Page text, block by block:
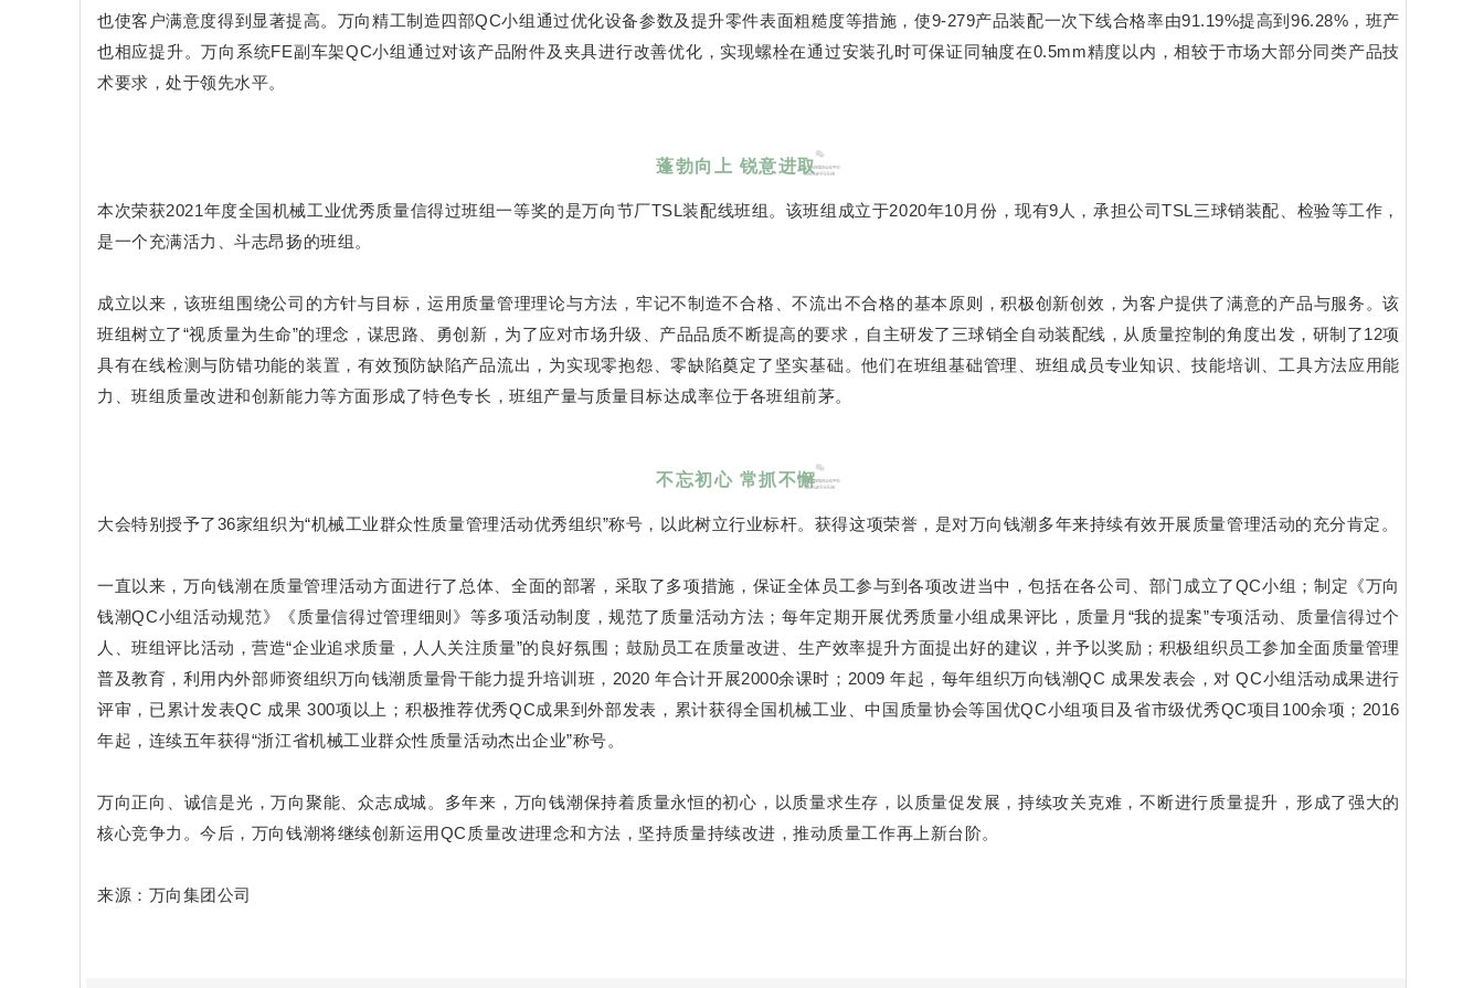
也使客户满意度得到显著提高。万向精工制造四部QC小组通过优化设备参数及提升零件表面粗糙度等措施，使9-279产品装配一次下线合格率由91.19%提高到96.28%，班产
也相应提升。万向系统FE副车架QC小组通过对该产品附件及夹具进行改善优化，实现螺栓在通过安装孔时可保证同轴度在0.5mm精度以内，相较于市场大部分同类产品技
术要求，处于领先水平。
蓬勃向上 锐意进取
本次荣获2021年度全国机械工业优秀质量信得过班组一等奖的是万向节厂TSL装配线班组。该班组成立于2020年10月份，现有9人，承担公司TSL三球销装配、检验等工作，
是一个充满活力、斗志昂扬的班组。
成立以来，该班组围绕公司的方针与目标，运用质量管理理论与方法，牢记不制造不合格、不流出不合格的基本原则，积极创新创效，为客户提供了满意的产品与服务。该
班组树立了“视质量为生命”的理念，谋思路、勇创新，为了应对市场升级、产品品质不断提高的要求，自主研发了三球销全自动装配线，从质量控制的角度出发，研制了12项
具有在线检测与防错功能的装置，有效预防缺陷产品流出，为实现零抱怨、零缺陷奠定了坚实基础。他们在班组基础管理、班组成员专业知识、技能培训、工具方法应用能
力、班组质量改进和创新能力等方面形成了特色专长，班组产量与质量目标达成率位于各班组前茅。
不忘初心 常抓不懈
大会特别授予了36家组织为“机械工业群众性质量管理活动优秀组织”称号，以此树立行业标杆。获得这项荣誉，是对万向钱潮多年来持续有效开展质量管理活动的充分肯定。
一直以来，万向钱潮在质量管理活动方面进行了总体、全面的部署，采取了多项措施，保证全体员工参与到各项改进当中，包括在各公司、部门成立了QC小组；制定《万向
钱潮QC小组活动规范》《质量信得过管理细则》等多项活动制度，规范了质量活动方法；每年定期开展优秀质量小组成果评比，质量月“我的提案”专项活动、质量信得过个
人、班组评比活动，营造“企业追求质量，人人关注质量”的良好氛围；鼓励员工在质量改进、生产效率提升方面提出好的建议，并予以奖励；积极组织员工参加全面质量管理
普及教育，利用内外部师资组织万向钱潮质量骨干能力提升培训班，2020 年合计开展2000余课时；2009 年起，每年组织万向钱潮QC 成果发表会，对 QC小组活动成果进行
评审，已累计发表QC 成果 300项以上；积极推荐优秀QC成果到外部发表，累计获得全国机械工业、中国质量协会等国优QC小组项目及省市级优秀QC项目100余项；2016
年起，连续五年获得“浙江省机械工业群众性质量活动杰出企业”称号。
万向正向、诚信是光，万向聚能、众志成城。多年来，万向钱潮保持着质量永恒的初心，以质量求生存，以质量促发展，持续攻关克难，不断进行质量提升，形成了强大的
核心竞争力。今后，万向钱潮将继续创新运用QC质量改进理念和方法，坚持质量持续改进，推动质量工作再上新台阶。
来源：万向集团公司